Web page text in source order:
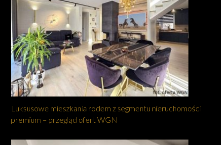
Luksusowe mieszkania rodem z segmentu nieruchomości
premium – przegląd ofert WGN